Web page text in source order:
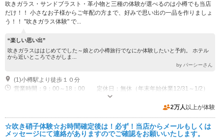
吹きガラス・サンドブラスト・革小物と三種の体験が選べるのは小樽でも当店
だけ！！ 小さなお子様からご年配の方まで、好みで思い出の一品を作りましょ
う！！ "吹きガラス体験" で...
“楽しい思い出”
吹きガラスははじめてでした～娘との小樽旅行でなにか体験したいと予約。 ホテル
から近いところでさがしま...
by パーシーさん
(1)小樽駅より徒歩１０分
営業時間：9：00～18：00 定休日：無休（年末年始休業12/31～1/2）
2万人 以上が体験
☆吹き硝子体験☆お時間確定後は！必ず！当店からメールもしくは
メッセージにて連絡がありますのでご確認をお願いいたします。